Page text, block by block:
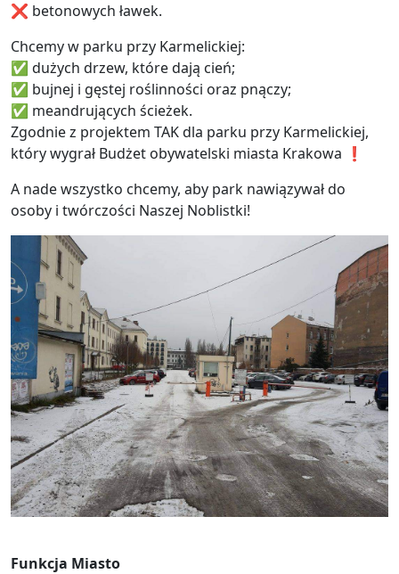
❌ betonowych ławek.
Chcemy w parku przy Karmelickiej:
✅ dużych drzew, które dają cień;
✅ bujnej i gęstej roślinności oraz pnączy;
✅ meandrujących ścieżek.
Zgodnie z projektem TAK dla parku przy Karmelickiej,
który wygrał Budżet obywatelski miasta Krakowa ❗
A nade wszystko chcemy, aby park nawiązywał do
osoby i twórczości Naszej Noblistki!
Funkcja Miasto